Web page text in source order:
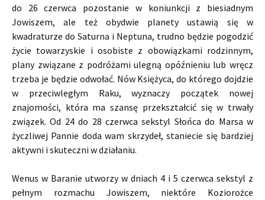
do 26 czerwca pozostanie w koniunkcji z biesiadnym
Jowiszem, ale też obydwie planety ustawią się w
kwadraturze do Saturna i Neptuna, trudno będzie pogodzić
życie towarzyskie i osobiste z obowiązkami rodzinnym,
plany związane z podróżami ulegną opóźnieniu lub wręcz
trzeba je będzie odwołać. Nów Księżyca, do którego dojdzie
w przeciwległym Raku, wyznaczy początek nowej
znajomości, która ma szansę przekształcić się w trwały
związek. Od 24 do 28 czerwca sekstyl Słońca do Marsa w
życzliwej Pannie doda wam skrzydeł, staniecie się bardziej
aktywni i skuteczni w działaniu.
Wenus w Baranie utworzy w dniach 4 i 5 czerwca sekstyl z
pełnym rozmachu Jowiszem, niektóre Koziorożce